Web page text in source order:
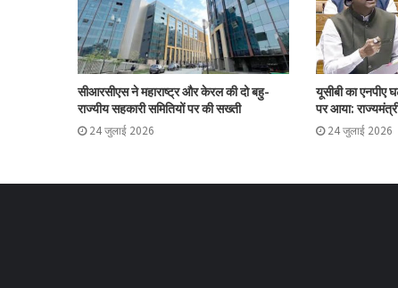
सीआरसीएस ने महाराष्ट्र और केरल की दो बहु-
राज्यीय सहकारी समितियों पर की सख्ती
24 जुलाई 2026
यूसीबी का
पर आया:
24 जुलाई 2026